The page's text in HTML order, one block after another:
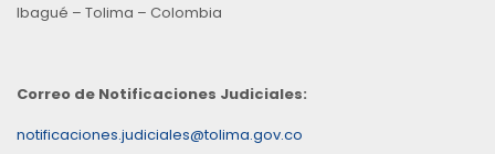
Ibagué – Tolima – Colombia
Correo de Notificaciones Judiciales:
notificaciones.judiciales@tolima.gov.co